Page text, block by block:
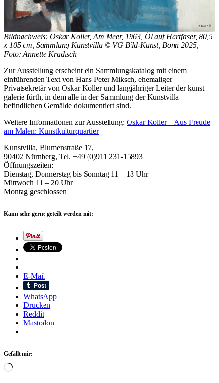
Bildnachweis: Oskar Koller, Am Meer, 1963, Öl auf Hartfaser, 80,5
x 105 cm, Sammlung Kunstvilla © VG Bild-Kunst, Bonn 2025,
Foto: Annette Kradisch
Zur Ausstellung erscheint ein Sammlungskatalog mit einem
einführenden Text von Hans Peter Miksch, ehemaliger
Privatsekretär von Oskar Koller und langjähriger Leiter der kunst
galerie fürth, in dem alle in der Sammlung der Kunstvilla
befindlichen Gemälde dokumentiert sind.
Weitere Informationen zur Ausstellung: Oskar Koller – Aus Freude
am Malen: Kunstkulturquartier
Kunstvilla, Blumenstraße 17,
90402 Nürnberg, Tel. +49 (0)911 231-15893
Öffnungszeiten:
Dienstag, Donnerstag bis Sonntag 11 – 18 Uhr
Mittwoch 11 – 20 Uhr
Montag geschlossen
Kann sehr gerne geteilt werden mit:
E-Mail
WhatsApp
Drucken
Reddit
Mastodon
Gefällt mir:
Wird